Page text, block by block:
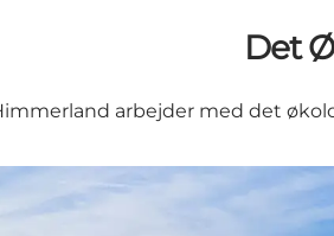
Det
arbejder med det